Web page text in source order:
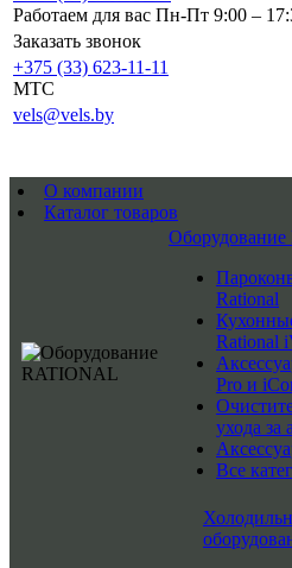
Работаем для вас Пн-Пт 9:00 –
Заказать звонок
+375 (33) 623-11-11
MTC
vels@vels.by
О компании
Каталог товаров
Rational
Rational
Pro и
ухода за
Все